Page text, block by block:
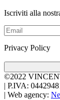
Iscriviti alla
Privacy Policy
©2022
P.IVA:
Web agency: